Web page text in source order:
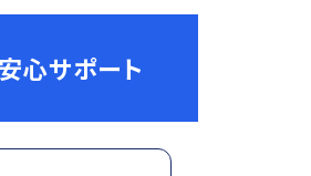
心サポート